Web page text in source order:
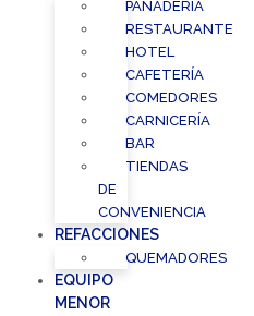
PANADERÍA
RESTAURANTE
HOTEL
CAFETERÍA
COMEDORES
CARNICERÍA
BAR
TIENDAS
DE
CONVENIENCIA
REFACCIONES
QUEMADORES
EQUIPO
MENOR